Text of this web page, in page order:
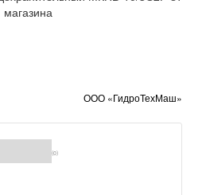
ООО «ГидроТехМаш»
(0)